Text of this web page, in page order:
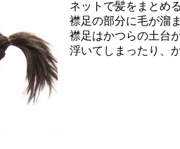
ネットで髪をまとめ
襟足の部分に毛が溜
襟足はかつらの土台
浮いてしまったり、